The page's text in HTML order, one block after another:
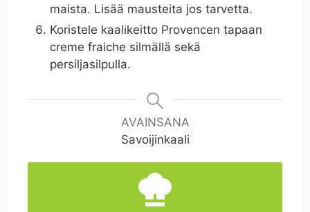
maista. Lisää mausteita jos tarvetta.
Koristele kaalikeitto Provencen tapaan
creme fraiche silmällä sekä
persiljasilpulla.
AVAINSANA
Savoijinkaali